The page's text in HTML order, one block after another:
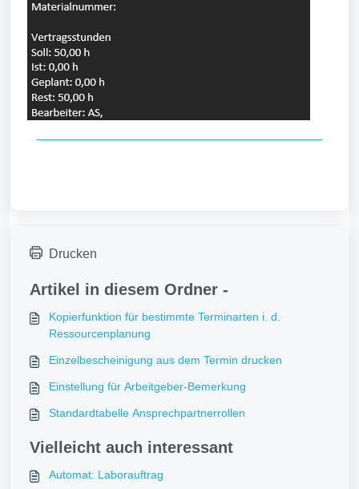
Drucken
Artikel in diesem Ordner -
Kopierfunktion für bestimmte Terminarten i. d.
Ressourcenplanung
Einzelbescheinigung aus dem Termin drucken
Einstellung für Arbeitgeber-Bemerkung
Standardtabelle Ansprechpartnerrollen
Vielleicht auch interessant
Automat: Laborauftrag